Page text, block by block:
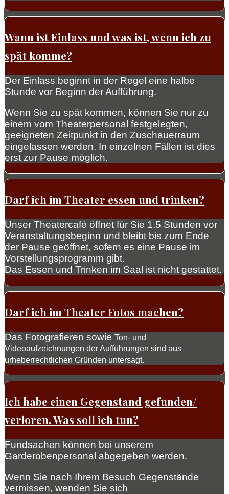
Wann ist Einlass und was ist, wenn ich zu
spät komme?
Der Einlass beginnt in der Regel eine halbe
Stunde vor Beginn der Aufführung.
Wenn Sie zu spät kommen, können Sie nur zu
einem vom Theaterpersonal festgelegten,
geeigneten Zeitpunkt in den Zuschauerraum
eingelassen werden. In einzelnen Fällen ist dies
erst zur Pause möglich.
Darf ich im Theater essen und trinken?
Unser Theatercafé öffnet für Sie 1,5 Stunden vor
Veranstaltungsbeginn und bleibt bis zum Ende
der Pause geöffnet, sofern es eine Pause im
Vorstellungsprogramm gibt.
Das Essen und Trinken im Saal ist nicht gestattet.
Darf ich im Theater Fotos machen?
Das Fotografieren sowie Ton- und
Videoaufzeichnungen der Aufführungen sind aus
urheberrechtlichen Gründen untersagt.
Ich habe einen Gegenstand gefunden/
verloren. Was soll ich tun?
Fundsachen können bei unserem
Garderobenpersonal abgegeben werden.
Wenn Sie nach Ihrem Besuch Gegenstände
vermissen, wenden Sie sich